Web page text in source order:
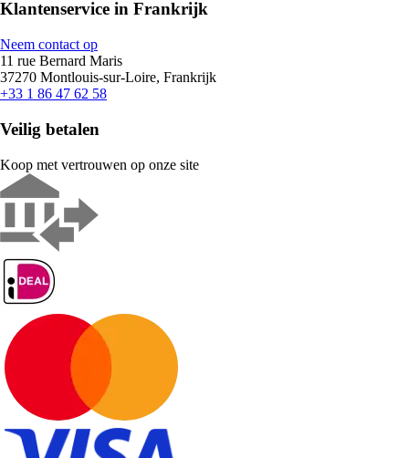
Klantenservice in Frankrijk
Neem contact op
11 rue Bernard Maris
37270 Montlouis-sur-Loire, Frankrijk
+33 1 86 47 62 58
Veilig betalen
Koop met vertrouwen op onze site